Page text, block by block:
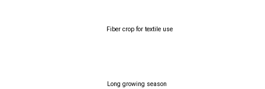
Fiber crop for textile use
Long growing season